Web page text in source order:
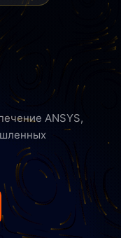
ANSYS,